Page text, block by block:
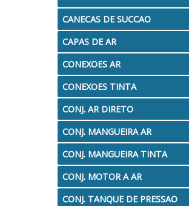
PECAS REPOSICAO - VECTOR
PISTOLAS COMP. PRESSAO
PISTOLAS CONV. SUCCAO
REP. PO CASCADIUM CANHAO
REPOSICAO PARA PISTOLAS
VALVULAS E ACOPLAMENTOS
CANECAS DE SUCCAO
CAPAS DE AR
CONEXOES AR
CONEXOES TINTA
CONJ. AR DIRETO
CONJ. MANGUEIRA AR
CONJ. MANGUEIRA TINTA
CONJ. MOTOR A AR
CONJ. TANQUE DE PRESSAO